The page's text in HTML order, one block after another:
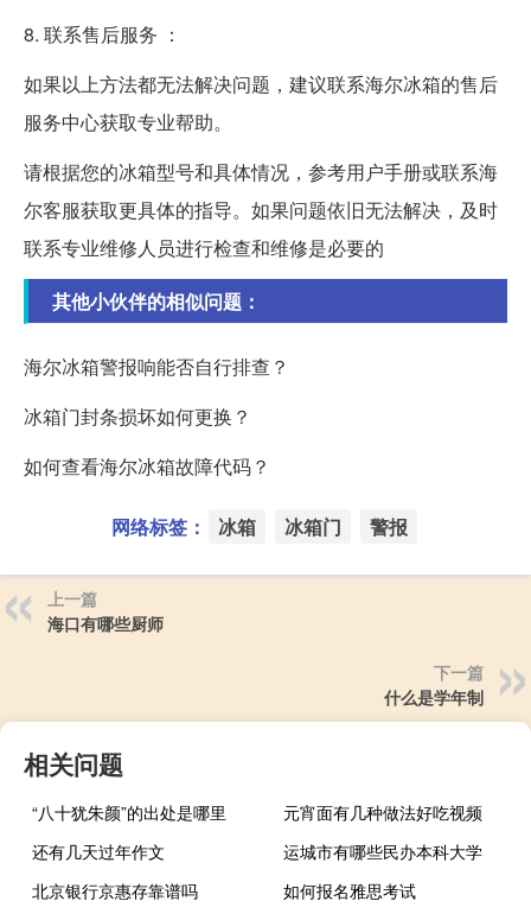
8. 联系售后服务 ：
如果以上方法都无法解决问题，建议联系海尔冰箱的售后
服务中心获取专业帮助。
请根据您的冰箱型号和具体情况，参考用户手册或联系海
尔客服获取更具体的指导。如果问题依旧无法解决，及时
联系专业维修人员进行检查和维修是必要的
其他小伙伴的相似问题：
海尔冰箱警报响能否自行排查？
冰箱门封条损坏如何更换？
如何查看海尔冰箱故障代码？
网络标签： 冰箱 冰箱门 警报
上一篇
海口有哪些厨师
下一篇
什么是学年制
相关问题
“八十犹朱颜”的出处是哪里
元宵面有几种做法好吃视频
还有几天过年作文
运城市有哪些民办本科大学
北京银行京惠存靠谱吗
如何报名雅思考试